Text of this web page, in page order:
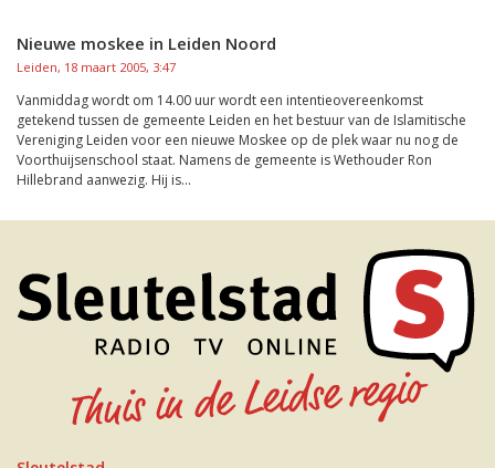
Nieuwe moskee in Leiden Noord
Leiden, 18 maart 2005, 3:47
Vanmiddag wordt om 14.00 uur wordt een intentieovereenkomst
getekend tussen de gemeente Leiden en het bestuur van de Islamitische
Vereniging Leiden voor een nieuwe Moskee op de plek waar nu nog de
Voorthuijsenschool staat. Namens de gemeente is Wethouder Ron
Hillebrand aanwezig. Hij is...